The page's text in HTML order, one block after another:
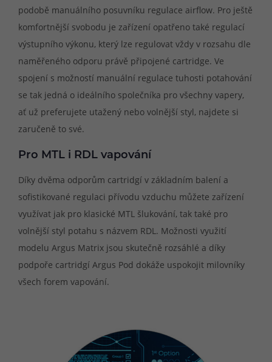
podobě manuálního posuvníku regulace airflow. Pro ještě
komfortnější svobodu je zařízení opatřeno také regulací
výstupního výkonu, který lze regulovat vždy v rozsahu dle
naměřeného odporu právě připojené cartridge. Ve
spojení s možností manuální regulace tuhosti potahování
se tak jedná o ideálního společníka pro všechny vapery,
ať už preferujete utažený nebo volnější styl, najdete si
zaručeně to své.
Pro MTL i RDL vapování
Díky dvěma odporům cartridgí v základním balení a
sofistikované regulaci přívodu vzduchu můžete zařízení
využívat jak pro klasické MTL šlukování, tak také pro
volnější styl potahu s názvem RDL. Možnosti využití
modelu Argus Matrix jsou skutečně rozsáhlé a díky
podpoře cartridgí Argus Pod dokáže uspokojit milovníky
všech forem vapování.